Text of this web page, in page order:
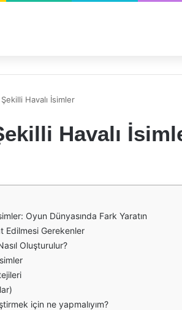
Havalı İsimler
Havalı
Oyun Dünyasında Fark Yaratın
Edilmesi Gerekenler
Oluşturulur?
için ne yapmalıyım?